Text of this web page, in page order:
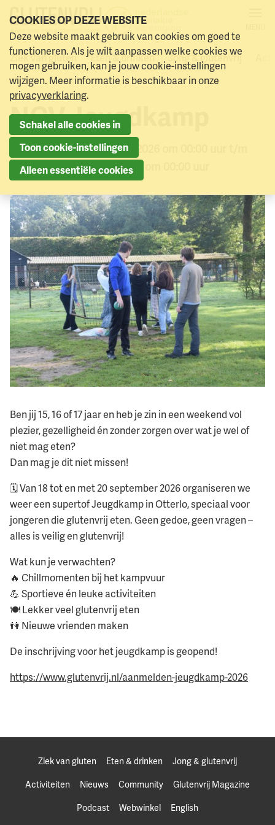
Naar menu Naar hoofdinhoud
Ziek van gluten Eten & drinken Jong & glutenvrij
Alle activiteiten
NCV Jeugdkamp
Van vrijdag 18 september 2026 om 00:00 uur t/m
zondag 20 september 2026 om 00:00 uur
Ben jij 15, 16 of 17 jaar en heb je zin in een weekend vol
plezier, gezelligheid én zonder zorgen over wat je wel of
niet mag eten?
Dan mag je dit niet missen!
🗓️ Van 18 tot en met 20 september 2026 organiseren we
weer een supertof Jeugdkamp in Otterlo, speciaal voor
jongeren die glutenvrij eten. Geen gedoe, geen vragen –
alles is veilig en glutenvrij!
Wat kun je verwachten?
🔥 Chillmomenten bij het kampvuur
💪 Sportieve én leuke activiteiten
🍽️ Lekker veel glutenvrij eten
👫 Nieuwe vrienden maken
De inschrijving voor het jeugdkamp is geopend!
https://www.glutenvrij.nl/aanmelden-jeugdkamp-2026
Ziek van gluten Eten & drinken
Jong & glutenvrij
Activiteiten
Nieuws Community
Glutenvrij Magazine
Podcast
Webwinkel English
COOKIES OP DEZE WEBSITE
Deze website maakt gebruik van cookies om goed te
functioneren. Als je wilt aanpassen welke cookies we
mogen gebruiken, kan je jouw cookie-instellingen
wijzigen. Meer informatie is beschikbaar in onze
privacyverklaring.
Schakel alle cookies in
Toon cookie-instellingen
Alleen essentiële cookies